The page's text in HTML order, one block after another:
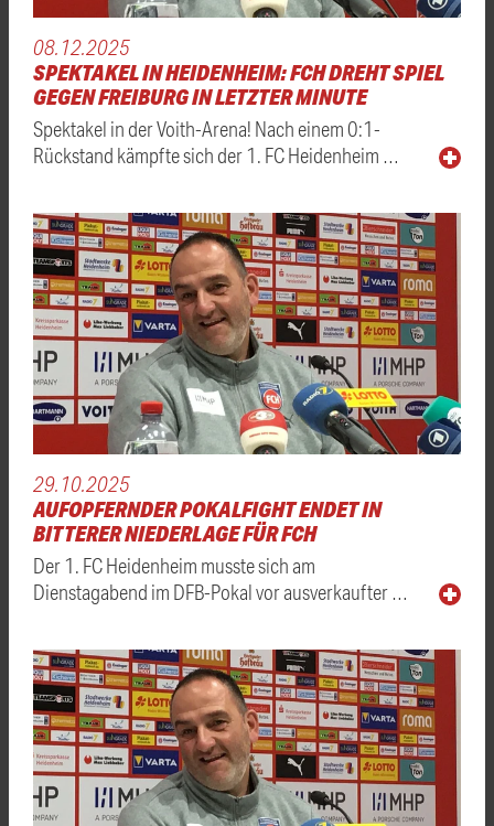
08.12.2025
SPEKTAKEL IN HEIDENHEIM: FCH DREHT SPIEL
GEGEN FREIBURG IN LETZTER MINUTE
Spektakel in der Voith-Arena! Nach einem 0:1-
Rückstand kämpfte sich der 1. FC Heidenheim …
29.10.2025
AUFOPFERNDER POKALFIGHT ENDET IN
BITTERER NIEDERLAGE FÜR FCH
Der 1. FC Heidenheim musste sich am
Dienstagabend im DFB-Pokal vor ausverkaufter …